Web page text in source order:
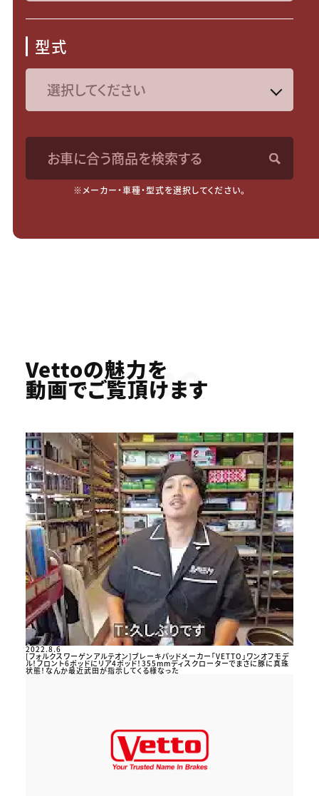
型式
お車に合う商品を検索する
※メーカー・車種・型式を選択してください。
Youtube
Vettoの魅力を
動画でご覧頂けます
2022.8.6
[フォルクスワーゲンアルテオン]ブレーキパッドメーカー「VETTO」ワンオフモデ
ル！フロント6ポッドにリア4ポッド！355mmディスクローターでまさに豚に真珠
状態！なんか最近武田が指示してくる様なった